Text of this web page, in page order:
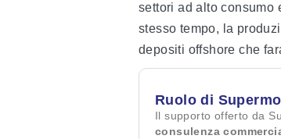
settori ad alto consumo
stesso tempo, la
depositi offshore che
Ruolo di
Il supporto offerto da
consulenza